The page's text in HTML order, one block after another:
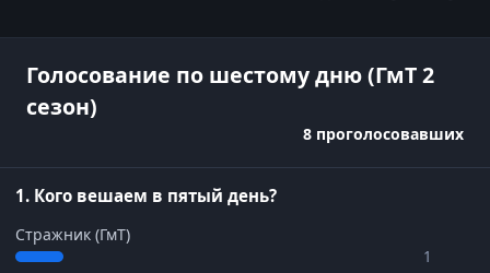
Голосование по шестому дню (ГмТ 2
сезон)
8 проголосовавших
1. Кого вешаем в пятый день?
Стражник (ГмТ)
1